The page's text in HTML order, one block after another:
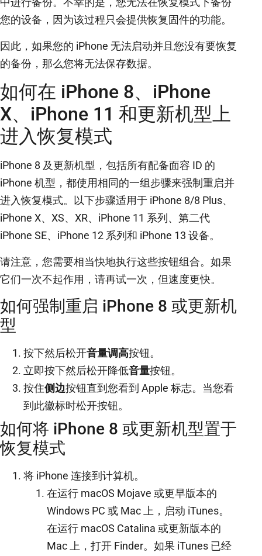
您的设备，因为该过程只会提供恢复固件的功能。
因此，如果您的 iPhone 无法启动并且您没有要恢复
的备份，那么您将无法保存数据。
如何在 iPhone 8、iPhone
X、iPhone 11 和更新机型上
进入恢复模式
iPhone 8 及更新机型，包括所有配备面容 ID 的
iPhone 机型，都使用相同的一组步骤来强制重启并
进入恢复模式。以下步骤适用于 iPhone 8/8 Plus、
iPhone X、XS、XR、iPhone 11 系列、第二代
iPhone SE、iPhone 12 系列和 iPhone 13 设备。
请注意，您需要相当快地执行这些按钮组合。如果
它们一次不起作用，请再试一次，但速度更快。
如何强制重启 iPhone 8 或更新机
型
按下然后松开音量调高按钮。
立即按下然后松开降低音量按钮。
按住侧边按钮直到您看到 Apple 标志。当您看
到此徽标时松开按钮。
如何将 iPhone 8 或更新机型置于
恢复模式
将 iPhone 连接到计算机。
在运行 macOS Mojave 或更早版本的
Windows PC 或 Mac 上，启动 iTunes。
在运行 macOS Catalina 或更新版本的
Mac 上，打开 Finder。如果 iTunes 已经